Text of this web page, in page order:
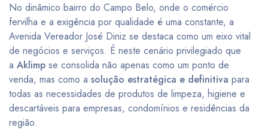
No dinâmico bairro do Campo Belo, onde o comércio
fervilha e a exigência por qualidade é uma constante, a
Avenida Vereador José Diniz se destaca como um eixo vital
de negócios e serviços. É neste cenário privilegiado que
a Aklimp se consolida não apenas como um ponto de
venda, mas como a solução estratégica e definitiva para
todas as necessidades de produtos de limpeza, higiene e
descartáveis para empresas, condomínios e residências da
região.